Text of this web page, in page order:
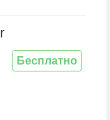
Бесплатно